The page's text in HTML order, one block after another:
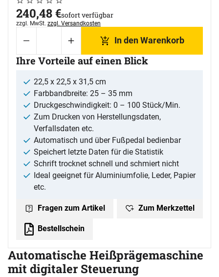
Noch keine Bewertungen abgegeben
0 Bewertungen
240,48€sofort verfügbar
Steuerhinweis:
zzgl. MwSt. zzgl. Versandkosten
In den Warenkorb
Ihre Vorteile auf einen Blick
22,5 x 22,5 x 31,5 cm
Farbbandbreite: 25 – 35 mm
Druckgeschwindigkeit: 0 – 100 Stück/Min.
Zum Drucken von Herstellungsdaten,
Verfallsdaten etc.
Automatisch und über Fußpedal bedienbar
Speichert letzte Daten für die Statistik
Schrift trocknet schnell und schmiert nicht
Ideal geeignet für Aluminiumfolie, Leder, Papier
etc.
Fragen zum Artikel Zum Merkzettel
Bestellschein
Automatische Heißprägemaschine
mit digitaler Steuerung